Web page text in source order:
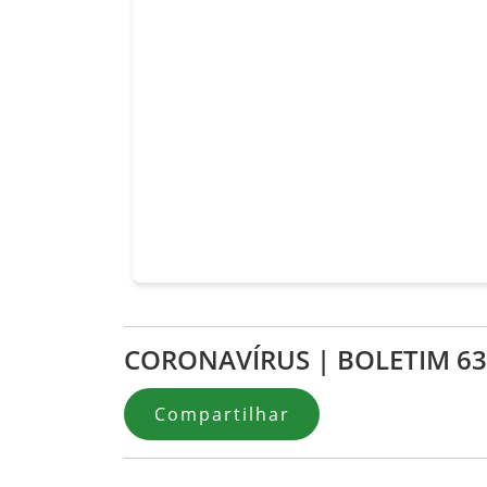
CORONAVÍRUS | BOLETIM
Compartilhar